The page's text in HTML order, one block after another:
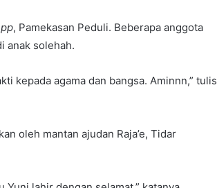
, Pamekasan Peduli. Beberapa anggota
anak solehah.
kepada agama dan bangsa. Aminnn,” tulis
oleh mantan ajudan Raja’e, Tidar